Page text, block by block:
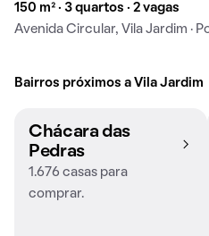
150 m² · 3 quartos · 2 vagas
Avenida Circular, Vila Jardim ·
Bairros próximos a Vila Jardim
Chácara das
Pedras
1.676 casas para
comprar.